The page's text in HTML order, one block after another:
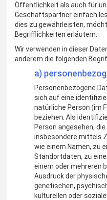
Öffentlichkeit als auch für
Geschäftspartner einfach
dies zu gewährleisten,
Begrifflichkeiten erläutern.
Wir verwenden in dieser
anderem die folgenden
a)
Personenbezogene
sich auf eine
natürliche Person (im
beziehen. Als
Person angesehen,
insbesondere mittels
wie einem Namen, zu
Standortdaten, zu
einem oder mehreren
Ausdruck der
genetischen,
kulturellen oder